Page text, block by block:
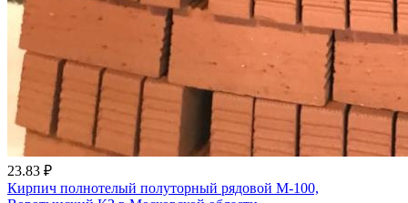
23.83 ₽
Кирпич полнотелый полуторный рядовой М-100,